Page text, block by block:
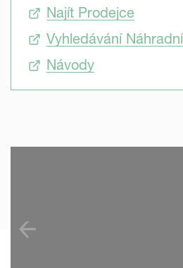
Najít Prodejce
Vyhledávání
Návody